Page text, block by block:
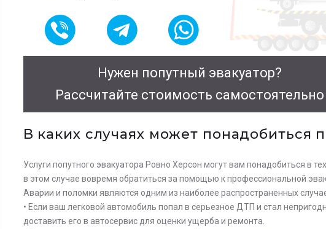
Нужен попутный эвакуатор?
Рассчитайте стоимость самостоятельно
В каких случаях может понадобиться
Услуги попутного эвакуатора Ровно Херсон могут вам понадобиться в
в этом случае вовремя обратиться за помощью к профессиональной
Аварии и поломки являются одним из наиболее распространенных
• Если ваш легковой автомобиль попал в серьезное ДТП и стал
доставить его в автосервис для оценки ущерба и ремонта.